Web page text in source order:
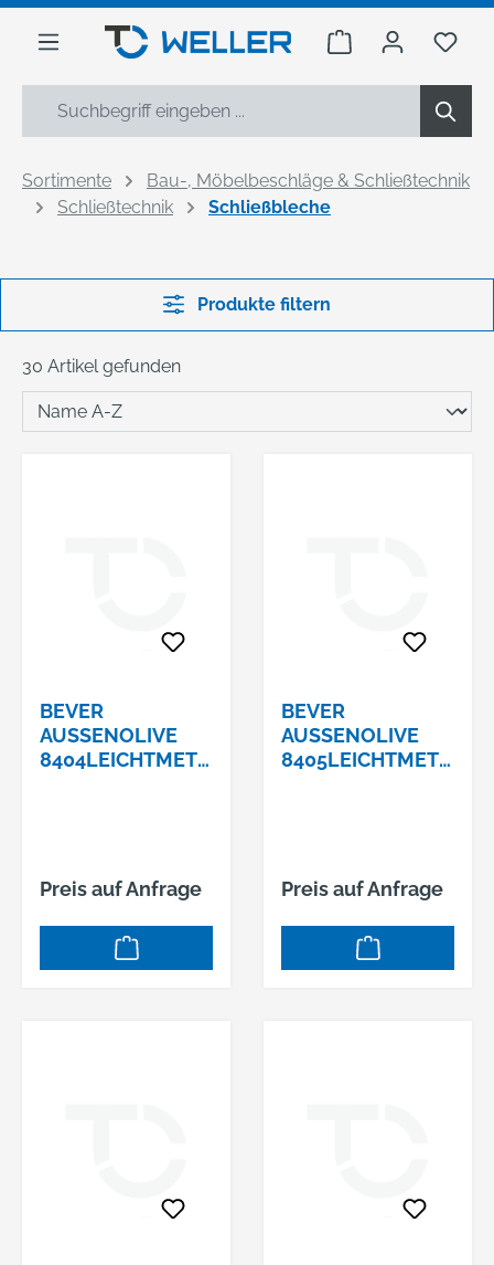
springen
Warenkorb Du
Sortimente
Bau-, Möbelbeschläge & Schließtechnik
Schließtechnik
Schließbleche
Produkte filtern
30 Artikel gefunden
BEVER
AUSSENOLIVE 8
404LEICHTMETAL
Preis auf Anfrage
BEVER
AUSSENOLIVE 8
405LEICHTMETAL
Preis auf Anfrage